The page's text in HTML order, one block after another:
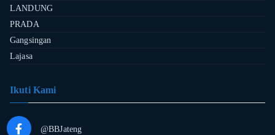
LANDUNG
PRADA
Gangsingan
Lajasa
Ikuti Kami
@BBJateng